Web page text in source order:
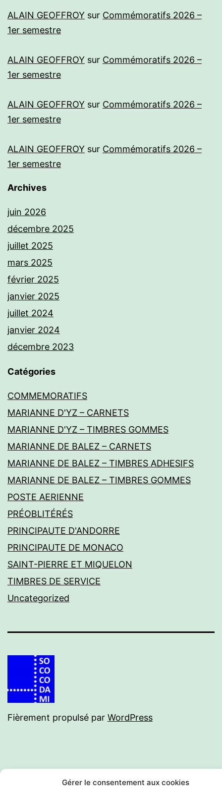
Gérer le consentement aux cookies
ALAIN GEOFFROY sur Commémoratifs 2026 –
1er semestre
ALAIN GEOFFROY sur Commémoratifs 2026 –
1er semestre
ALAIN GEOFFROY sur Commémoratifs 2026 –
1er semestre
ALAIN GEOFFROY sur Commémoratifs 2026 –
1er semestre
Archives
juin 2026
décembre 2025
juillet 2025
mars 2025
février 2025
janvier 2025
juillet 2024
janvier 2024
décembre 2023
Catégories
COMMEMORATIFS
MARIANNE D'YZ – CARNETS
MARIANNE D'YZ – TIMBRES GOMMES
MARIANNE DE BALEZ – CARNETS
MARIANNE DE BALEZ – TIMBRES ADHESIFS
MARIANNE DE BALEZ – TIMBRES GOMMES
POSTE AERIENNE
PRÉOBLITÉRÉS
PRINCIPAUTE D'ANDORRE
PRINCIPAUTE DE MONACO
SAINT-PIERRE ET MIQUELON
TIMBRES DE SERVICE
Uncategorized
Fièrement propulsé par WordPress